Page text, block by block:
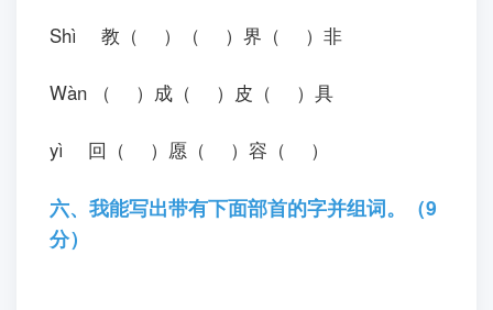
Shì 教（ ）（ ）界（ ）非
Wàn （ ）成（ ）皮（ ）具
yì 回（ ）愿（ ）容（ ）
六、我能写出带有下面部首的字并组词。（9
分）